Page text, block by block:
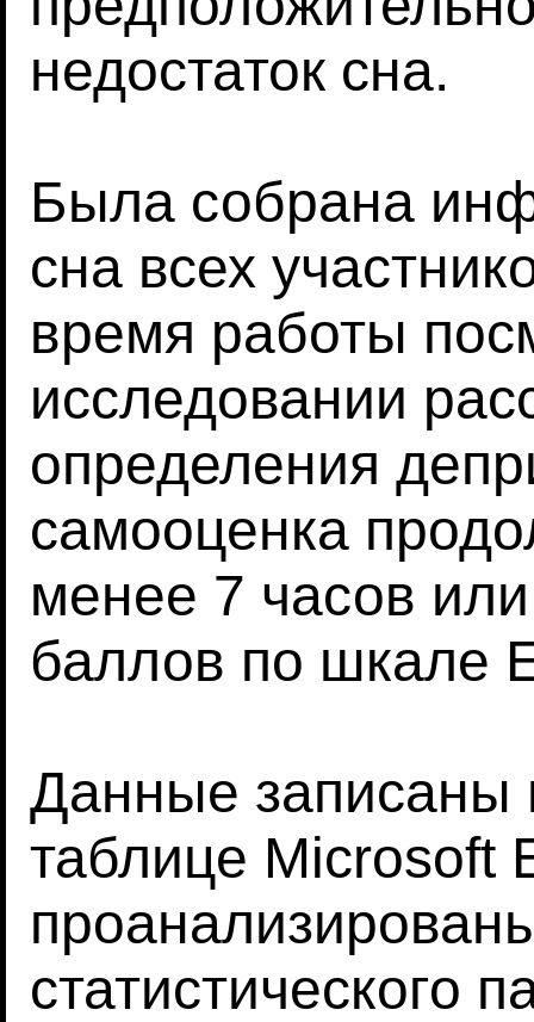
недостаток сна.
Была собрана
сна всех
время работы
исследовании
определения
самооценка
менее 7 часов
баллов по шкале
Данные записаны
таблице Microsoft
статистического